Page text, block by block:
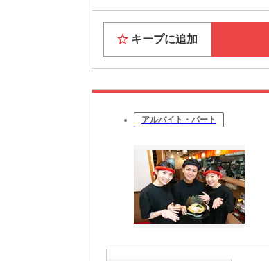
キープに追加
アルバイト・パート